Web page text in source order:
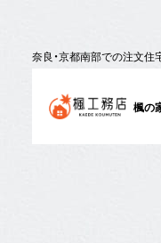
奈良・京都南部での注文住
楓の